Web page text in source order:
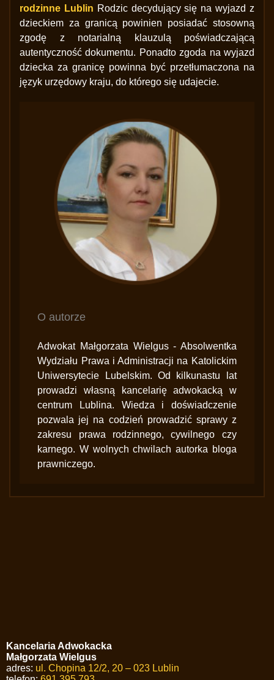
rodzinne Lublin Rodzic decydujący się na wyjazd z
dzieckiem za granicą powinien posiadać stosowną
zgodę z notarialną klauzulą poświadczającą
autentyczność dokumentu. Ponadto zgoda na wyjazd
dziecka za granicę powinna być przetłumaczona na
język urzędowy kraju, do którego się udajecie.
O autorze
Adwokat Małgorzata Wielgus - Absolwentka
Wydziału Prawa i Administracji na Katolickim
Uniwersytecie Lubelskim. Od kilkunastu lat
prowadzi własną kancelarię adwokacką w
centrum Lublina. Wiedza i doświadczenie
pozwala jej na codzień prowadzić sprawy z
zakresu prawa rodzinnego, cywilnego czy
karnego. W wolnych chwilach autorka bloga
prawniczego.
Kancelaria Adwokacka
Małgorzata Wielgus
adres: ul. Chopina 12/2, 20 – 023 Lublin